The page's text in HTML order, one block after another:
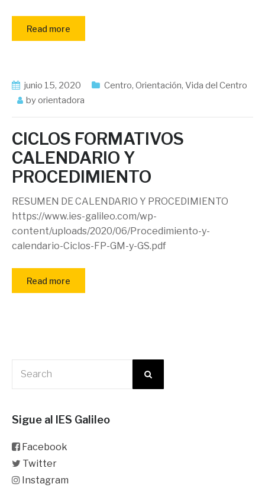
Read more
junio 15, 2020 Centro, Orientación, Vida del Centro
byorientadora
CICLOS FORMATIVOS
CALENDARIO Y
PROCEDIMIENTO
RESUMEN DE CALENDARIO Y PROCEDIMIENTO
https://www.ies-galileo.com/wp-
content/uploads/2020/06/Procedimiento-y-
calendario-Ciclos-FP-GM-y-GS.pdf
Read more
Sigue al IES Galileo
Facebook
Twitter
Instagram